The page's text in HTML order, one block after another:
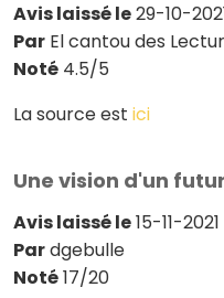
Avis laissé le29-10-
Par El cantou des
Noté 4.5/5
La source est ici
Une vision d'un
Avis laissé le15-11-2021
Pardgebulle
Noté17/20